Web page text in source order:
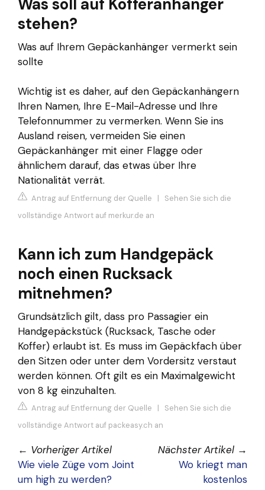
Was soll auf Kofferanhänger
stehen?
Was auf Ihrem Gepäckanhänger vermerkt sein
sollte
Wichtig ist es daher, auf den Gepäckanhängern
Ihren Namen, Ihre E-Mail-Adresse und Ihre
Telefonnummer zu vermerken. Wenn Sie ins
Ausland reisen, vermeiden Sie einen
Gepäckanhänger mit einer Flagge oder
ähnlichem darauf, das etwas über Ihre
Nationalität verrät.
Antrag auf Entfernung der Quelle | Sehen Sie sich die
vollständige Antwort auf merkur.de an
Kann ich zum Handgepäck
noch einen Rucksack
mitnehmen?
Grundsätzlich gilt, dass pro Passagier ein
Handgepäckstück (Rucksack, Tasche oder
Koffer) erlaubt ist. Es muss im Gepäckfach über
den Sitzen oder unter dem Vordersitz verstaut
werden können. Oft gilt es ein Maximalgewicht
von 8 kg einzuhalten.
Antrag auf Entfernung der Quelle | Sehen Sie sich die
vollständige Antwort auf packeasy.ch an
← Vorheriger Artikel
Wie viele Züge vom Joint
um high zu werden?
Nächster Artikel →
Wo kriegt man
kostenlos